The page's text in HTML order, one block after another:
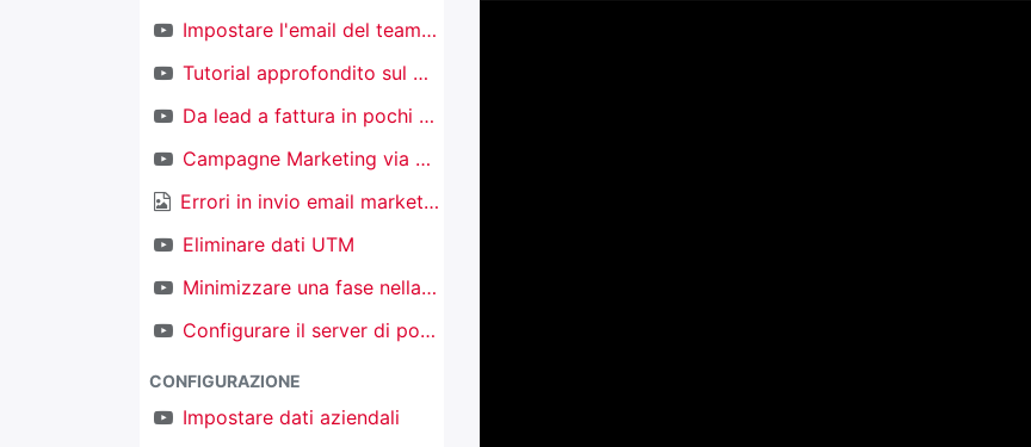
Impostare l'email del team di vendita
Tutorial approfondito sul CRM
Da lead a fattura in pochi click
Campagne Marketing via email
Errori in invio email marketing
Eliminare dati UTM
Minimizzare una fase nella kanban nel CRM
Configurare il server di posta in ingresso per creare nuovi oggetti
CONFIGURAZIONE
Impostare dati aziendali